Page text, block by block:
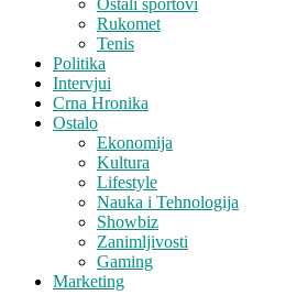
Ostali sportovi
Rukomet
Tenis
Politika
Intervjui
Crna Hronika
Ostalo
Ekonomija
Kultura
Lifestyle
Nauka i Tehnologija
Showbiz
Zanimljivosti
Gaming
Marketing